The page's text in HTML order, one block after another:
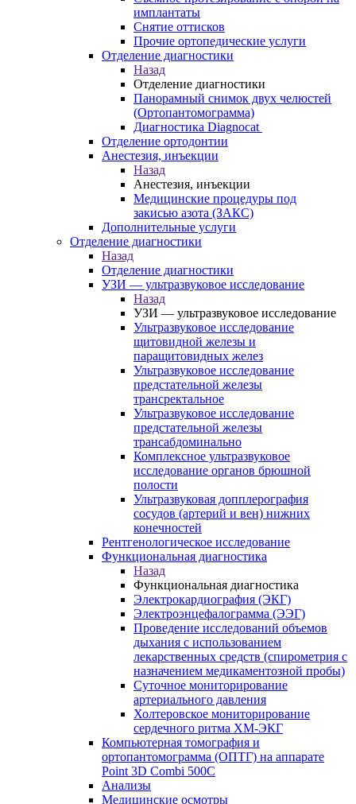
имплантаты
Снятие оттисков
Прочие ортопедические услуги
Отделение диагностики
Назад
Отделение диагностики
Панорамный снимок двух челюстей
(Ортопантомограмма)
Диагностика Diagnocat
Отделение ортодонтии
Анестезия, инъекции
Назад
Анестезия, инъекции
Медицинские процедуры под
закисью азота (ЗАКС)
Дополнительные услуги
Отделение диагностики
Назад
Отделение диагностики
УЗИ — ультразвуковое исследование
Назад
УЗИ — ультразвуковое исследование
Ультразвуковое исследование
щитовидной железы и
паращитовидных желез
Ультразвуковое исследование
предстательной железы
трансректальное
Ультразвуковое исследование
предстательной железы
трансабдоминально
Комплексное ультразвуковое
исследование органов брюшной
полости
Ультразвуковая допплерография
сосудов (артерий и вен) нижних
конечностей
Рентгенологическое исследование
Функциональная диагностика
Назад
Функциональная диагностика
Электрокардиография (ЭКГ)
Электроэнцефалограмма (ЭЭГ)
Проведение исследований объемов
дыхания с использованием
лекарственных средств (спирометрия с
назначением медикаментозной пробы)
Суточное мониторирование
артериального давления
Холтеровское мониторирование
сердечного ритма ХМ-ЭКГ
Компьютерная томография и
ортопантомограмма (ОПТГ) на аппарате
Point 3D Combi 500C
Анализы
Медицинские осмотры